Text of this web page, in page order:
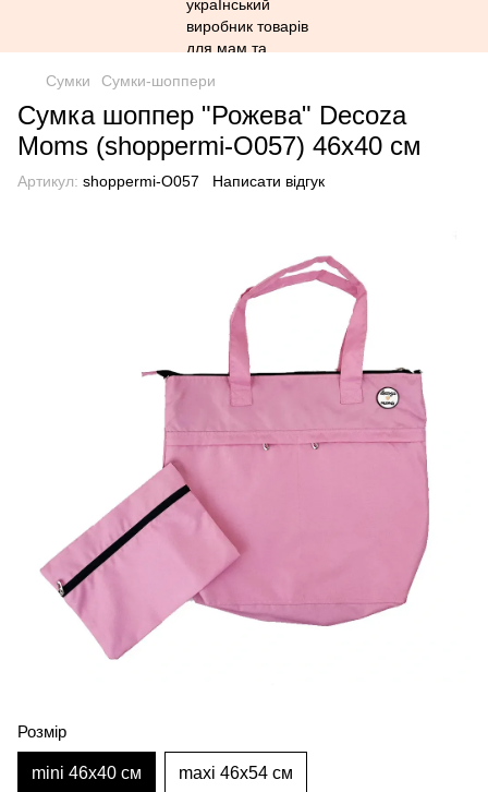
Сумки Сумки-шоппери
Сумка шоппер "Рожева" Decoza
Moms (shoppermi-O057) 46х40 см
Артикул: shoppermi-O057 Написати відгук
Розмір
mini 46х40 см maxi 46х54 см